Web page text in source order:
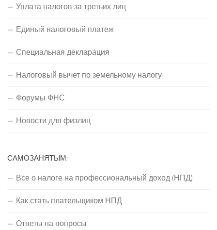
Уплата налогов за третьих лиц
Единый налоговый платеж
Специальная декларация
Налоговый вычет по земельному налогу
Форумы ФНС
Новости для физлиц
САМОЗАНЯТЫМ:
Все о налоге на профессиональный доход (НПД)
Как стать плательщиком НПД
Ответы на вопросы